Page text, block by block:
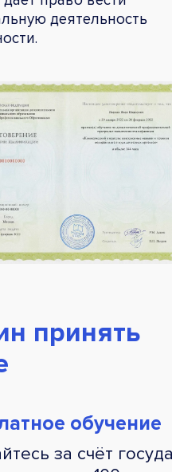
деятельность
принять
обучение
за счёт